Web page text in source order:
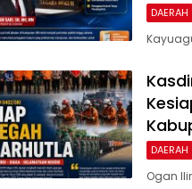
DAERAH
DAERAH
Ogan